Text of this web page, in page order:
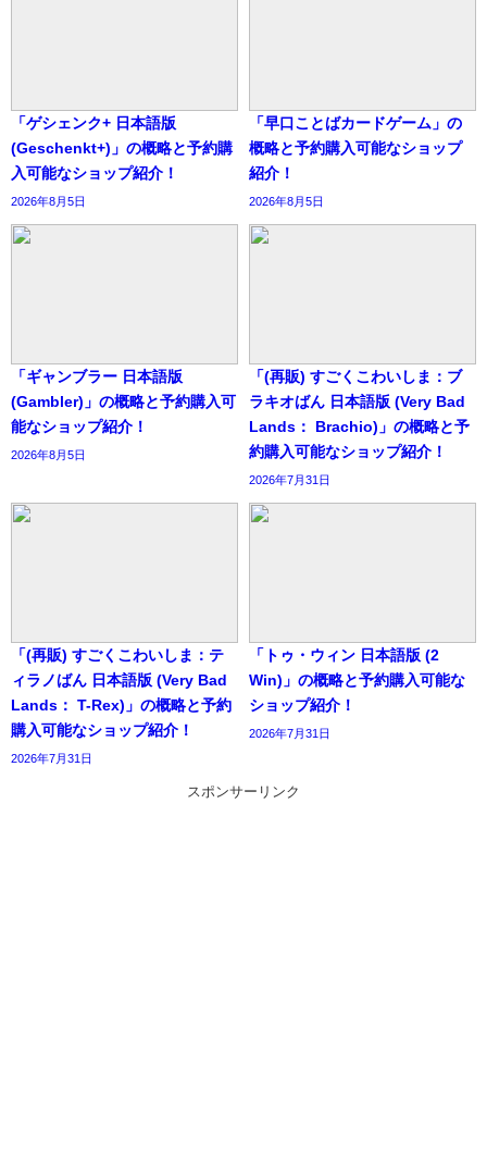
「ゲシェンク+ 日本語版
(Geschenkt+)」の概略と予約購
入可能なショップ紹介！
2026年8月5日
「早口ことばカードゲーム」の
概略と予約購入可能なショップ
紹介！
2026年8月5日
「ギャンブラー 日本語版
(Gambler)」の概略と予約購入可
能なショップ紹介！
2026年8月5日
「(再販) すごくこわいしま：ブ
ラキオばん 日本語版 (Very Bad
Lands： Brachio)」の概略と予
約購入可能なショップ紹介！
2026年7月31日
「(再販) すごくこわいしま：テ
ィラノばん 日本語版 (Very Bad
Lands： T-Rex)」の概略と予約
購入可能なショップ紹介！
2026年7月31日
「トゥ・ウィン 日本語版 (2
Win)」の概略と予約購入可能な
ショップ紹介！
2026年7月31日
スポンサーリンク